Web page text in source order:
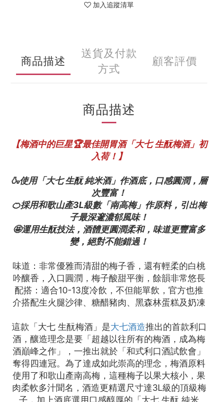
加入追蹤清單
商品描述
送貨及付款
方式
顧客評價
商品描述
【梅酒中的巨星🏆最佳開胃酒「大七 生酛梅酒」初
入荷！】
🍶使用「大七 生酛 純米酒」作酒底，口感圓潤，層
次豐富！
🍊採用和歌山產3L級數「南高梅」作原料，引出梅
子最深邃濃郁風味！
🤩運用生酛技法，酒體更圓潤柔和，味道更豐富多
變，絕對不能錯過！
味道：非常優雅而清甜的梅子香，還有輕柔的白桃
吟釀香，入口圓潤，梅子酸甜平衡，餘韻非常悠長
配搭：適合10-13度冷飲，不但能單飲，官方也推
介搭配生火腿沙律、糖醋豬肉、黑森林蛋糕及奶凍
這款「大七 生酛梅酒」是大七酒造推出的首款利口
酒，釀造理念是要「超越以往所有的梅酒，成為梅
酒巔峰之作」，一推出就於「和式利口酒試飲會」
奪得四連冠。為了達成如此崇高的理念，梅酒原料
使用了和歌山產南高梅，這種梅子以果大核小，果
肉柔軟多汁聞名，酒造更精選尺寸達3L級的頂級梅
子，加上酒底選用口感醇厚的「大七 生酛 純米